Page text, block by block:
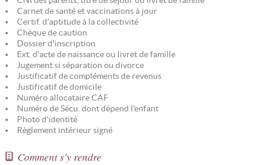
Carnet de santé et vaccinations à jour
Certif. d'aptitude à la collectivité
Chèque de caution
Dossier d'inscription
Ext. d'acte de naissance ou livret de famille
Jugement si séparation ou divorce
Justificatif de compléments de revenus
Justificatif de domicile
Numéro allocataire CAF
Numéro de Sécu. dont dépend l'enfant
Photo d'identité
Règlement intérieur signé
Comment s'y rendre